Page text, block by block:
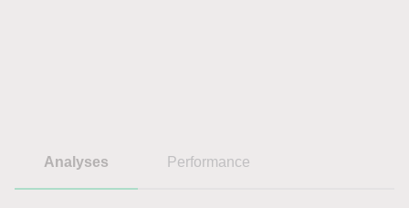
Analyses Performance